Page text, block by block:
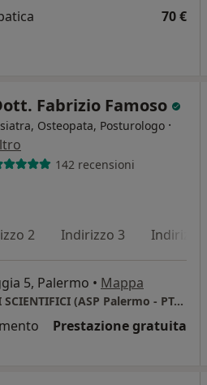
70 €
Fabrizio Famoso
Osteopata, Posturologo ·
142 recensioni
2 Indirizzo 3 Indirizzo 4
5, Palermo • Mappa
SOLO INFORMATORI SCIENTIFICI (ASP Palermo - PTA Biondo)
Prestazione gratuita